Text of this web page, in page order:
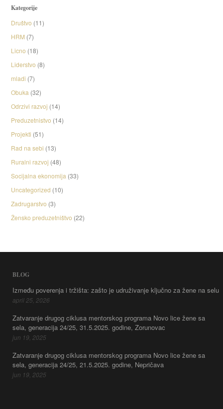
Kategorije
Društvo (11)
HRM (7)
Licno (18)
Liderstvo (8)
mladi (7)
Obuka (32)
Odrzivi razvoj (14)
Preduzetnistvo (14)
Projekti (51)
Rad na sebi (13)
Ruralni razvoj (48)
Socijalna ekonomija (33)
Uncategorized (10)
Zadrugarstvo (3)
Žensko preduzetništvo (22)
BLOG
Između poverenja i tržišta: zašto je udruživanje ključno za žene na selu
april 25, 2026
Zatvaranje drugog ciklusa mentorskog programa Novo lice žene sa
sela, generacija 24/25, 31.5.2025. godine, Zorunovac
jun 19, 2025
Zatvaranje drugog ciklusa mentorskog programa Novo lice žene sa
sela, generacija 24/25, 21.5.2025. godine, Nepričava
jun 19, 2025